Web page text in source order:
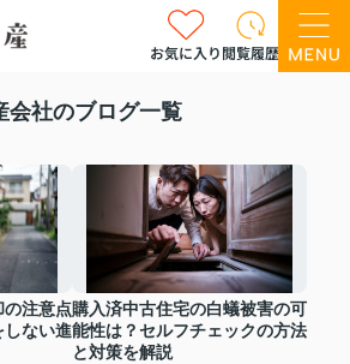
お気に入り閲覧履歴
会社のブログ一覧
の注意点
しない進
購入済中古住宅の白蟻被害の可
能性は？セルフチェックの方法
と対策を解説